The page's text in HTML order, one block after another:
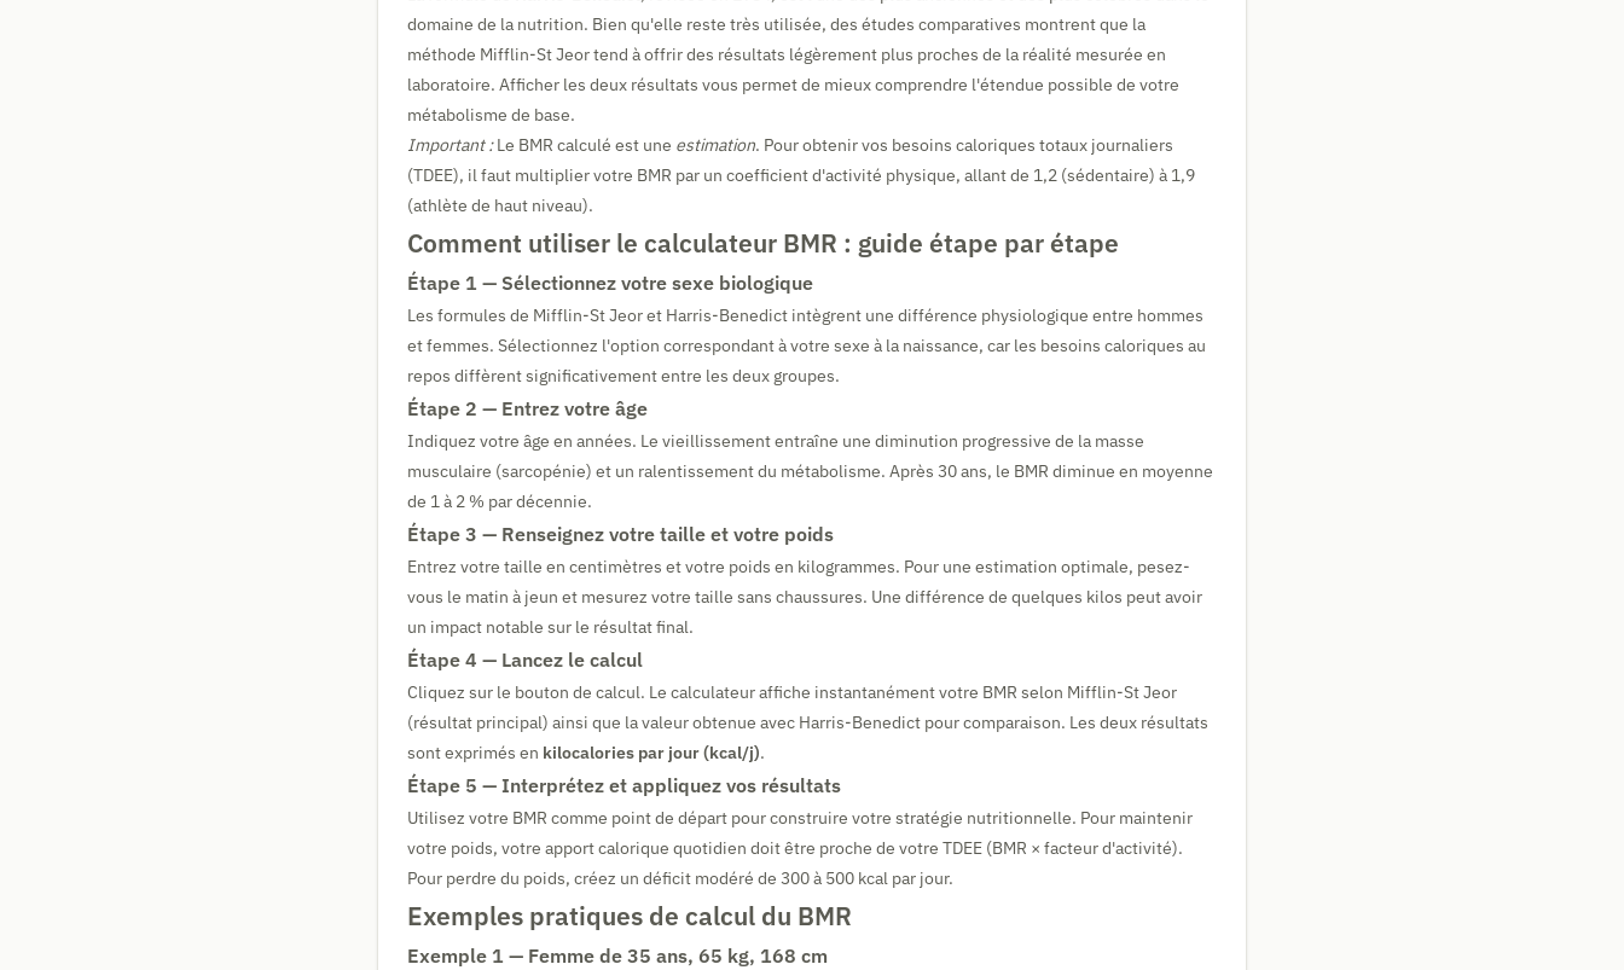
domaine de la nutrition. Bien qu'elle reste très utilisée, des études comparatives montrent que la
méthode Mifflin-St Jeor tend à offrir des résultats légèrement plus proches de la réalité mesurée en
laboratoire. Afficher les deux résultats vous permet de mieux comprendre l'étendue possible de votre
métabolisme de base.
Important :Le BMR calculé est une estimation. Pour obtenir vos besoins caloriques totaux journaliers
(TDEE), il faut multiplier votre BMR par un coefficient d'activité physique, allant de 1,2 (sédentaire) à 1,9
(athlète de haut niveau).
Comment utiliser le calculateur BMR : guide étape par étape
Étape 1 — Sélectionnez votre sexe biologique
Les formules de Mifflin-St Jeor et Harris-Benedict intègrent une différence physiologique entre hommes
et femmes. Sélectionnez l'option correspondant à votre sexe à la naissance, car les besoins caloriques au
repos diffèrent significativement entre les deux groupes.
Étape 2 — Entrez votre âge
Indiquez votre âge en années. Le vieillissement entraîne une diminution progressive de la masse
musculaire (sarcopénie) et un ralentissement du métabolisme. Après 30 ans, le BMR diminue en moyenne
de 1 à 2 % par décennie.
Étape 3 — Renseignez votre taille et votre poids
Entrez votre taille en centimètres et votre poids en kilogrammes. Pour une estimation optimale, pesez-
vous le matin à jeun et mesurez votre taille sans chaussures. Une différence de quelques kilos peut avoir
un impact notable sur le résultat final.
Étape 4 — Lancez le calcul
Cliquez sur le bouton de calcul. Le calculateur affiche instantanément votre BMR selon Mifflin-St Jeor
(résultat principal) ainsi que la valeur obtenue avec Harris-Benedict pour comparaison. Les deux résultats
sont exprimés en kilocalories par jour (kcal/j).
Étape 5 — Interprétez et appliquez vos résultats
Utilisez votre BMR comme point de départ pour construire votre stratégie nutritionnelle. Pour maintenir
votre poids, votre apport calorique quotidien doit être proche de votre TDEE (BMR × facteur d'activité).
Pour perdre du poids, créez un déficit modéré de 300 à 500 kcal par jour.
Exemples pratiques de calcul du BMR
Exemple 1 — Femme de 35 ans, 65 kg, 168 cm